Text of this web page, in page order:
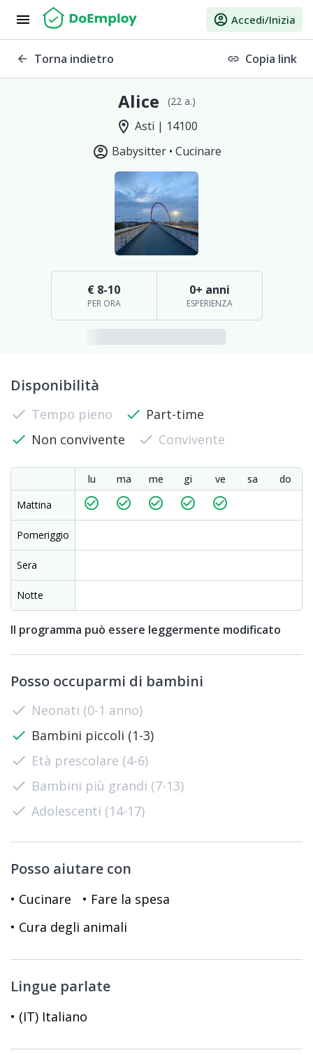
menu account_circle Accedi/Inizia
arrow_back Torna indietro link Copia link
Alice (22 a.)
location_on Asti | 14100
account_circle Babysitter • Cucinare
€ 8-10
PER ORA
0+ anni
ESPERIENZA
Disponibilità
check Tempo pieno check Part-time
check Non convivente check Convivente
lu ma me gi ve sa
do
Mattina
check_circle_outline check_circle_outline check_circle_outline check_circle_outline check_circle_outline
Pomeriggio
Sera
Notte
Il programma può essere leggermente modificato
Posso occuparmi di bambini
check Neonati (0-1 anno)
check Bambini piccoli (1-3)
check Età prescolare (4-6)
check Bambini più grandi (7-13)
check Adolescenti (14-17)
Posso aiutare con
• Cucinare
• Fare la spesa
• Cura degli animali
Lingue parlate
• (IT) Italiano